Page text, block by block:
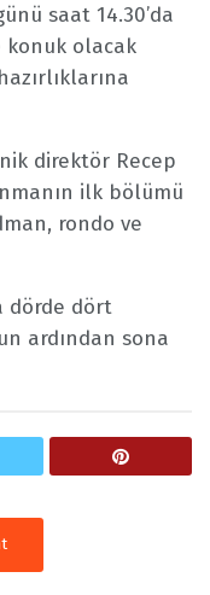
saat 14.30’da
konuk olacak
direktör Recep
ilk bölümü
rondo ve
dörde dört
ardından sona